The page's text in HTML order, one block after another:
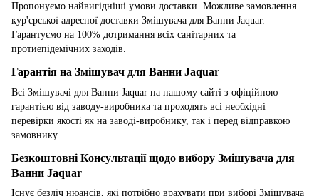
Пропонуємо найвигідніші умови доставки. Можливе замовлення
кур'єрської адресної доставки Змішувача для Ванни Jaquar.
Гарантуємо на 100% дотримання всіх санітарних та
протиепідемічних заходів.
Гарантія на Змішувач для Ванни Jaquar
Всі Змішувачі для Ванни Jaquar на нашому сайті з офіційною
гарантією від заводу-виробника та проходять всі необхідні
перевірки якості як на заводі-виробнику, так і перед відправкою
замовнику.
Безкоштовні Консультації щодо вибору Змішувача для
Ванни Jaquar
Існує безліч нюансів, які потрібно врахувати при виборі Змішувача